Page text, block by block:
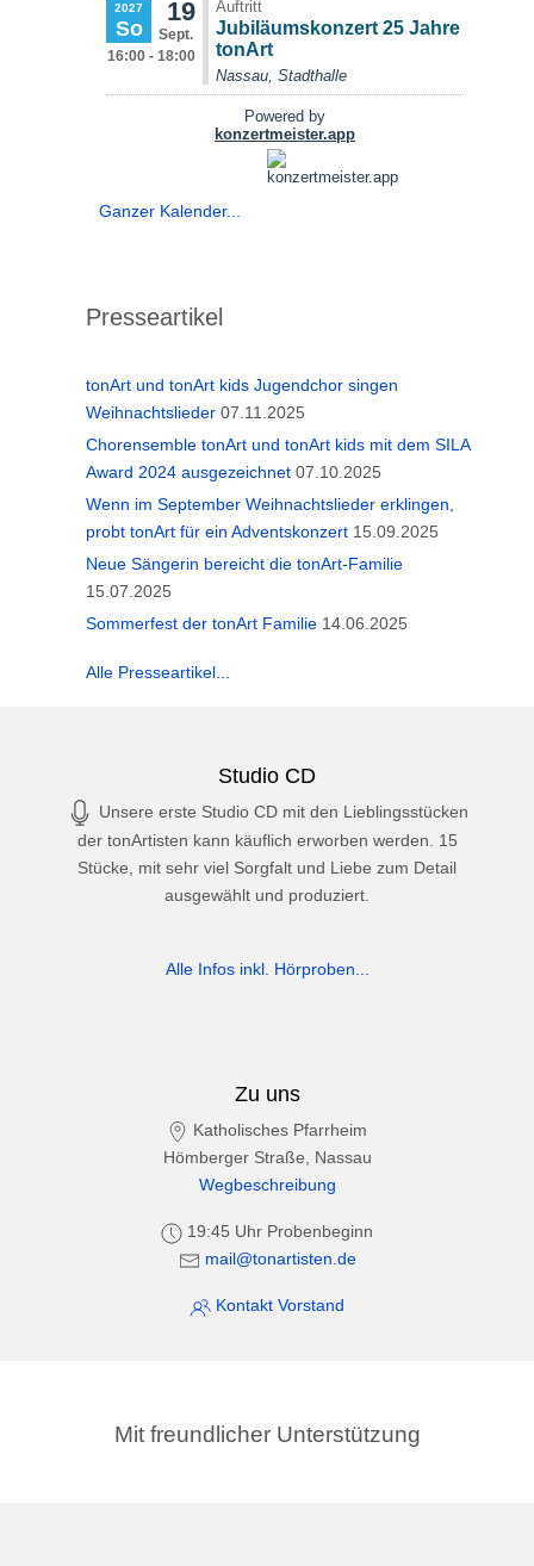
Ganzer Kalender...
Presseartikel
tonArt und tonArt kids Jugendchor singen
Weihnachtslieder 07.11.2025
Chorensemble tonArt und tonArt kids mit dem SILA
Award 2024 ausgezeichnet 07.10.2025
Wenn im September Weihnachtslieder erklingen,
probt tonArt für ein Adventskonzert 15.09.2025
Neue Sängerin bereicht die tonArt-Familie
15.07.2025
Sommerfest der tonArt Familie 14.06.2025
Alle Presseartikel...
Studio CD
Unsere erste Studio CD mit den Lieblingsstücken
der tonArtisten kann käuflich erworben werden. 15
Stücke, mit sehr viel Sorgfalt und Liebe zum Detail
ausgewählt und produziert.
Alle Infos inkl. Hörproben...
Zu uns
Katholisches Pfarrheim
Hömberger Straße, Nassau
Wegbeschreibung
19:45 Uhr Probenbeginn
mail@tonartisten.de
Kontakt Vorstand
Mit freundlicher Unterstützung